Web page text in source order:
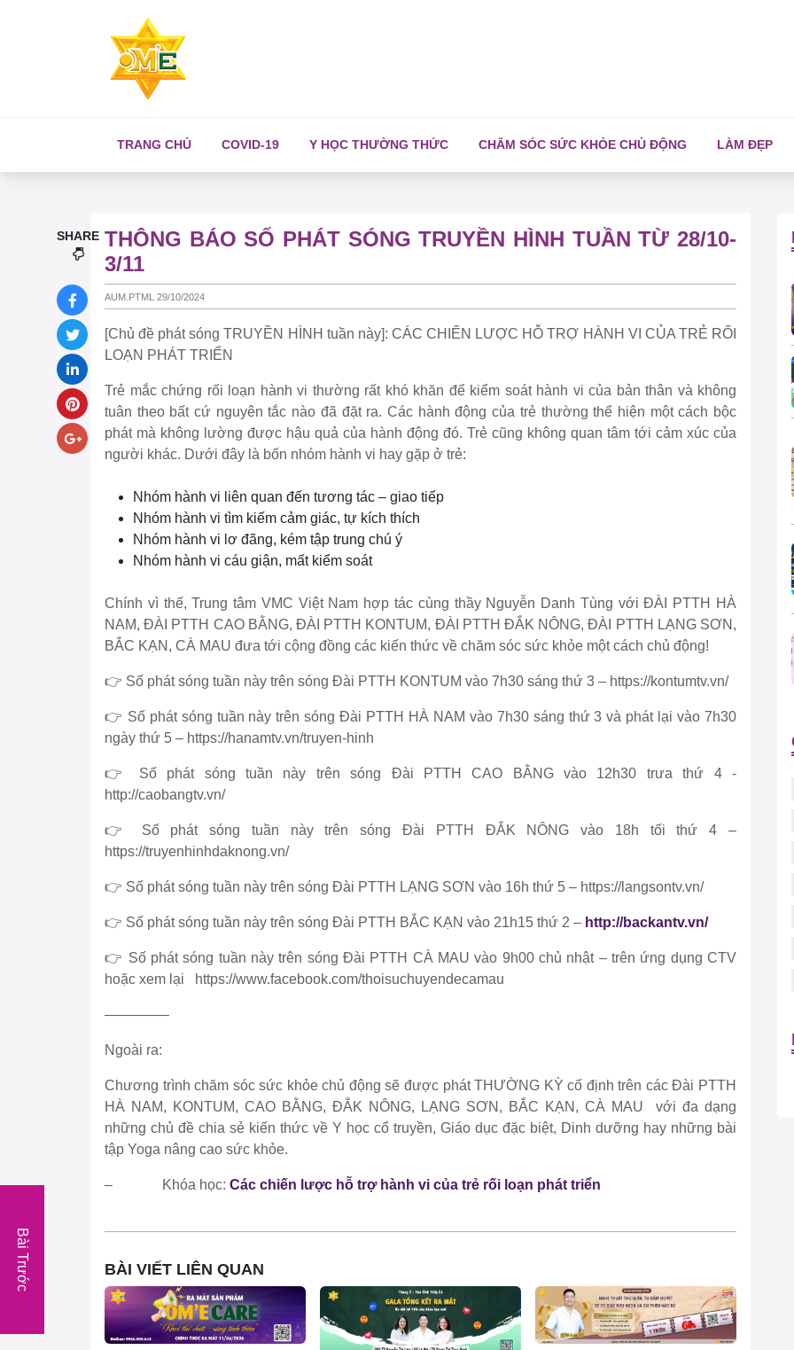
TRANG CHỦ COVID-19 Y HỌC THƯỜNG THỨC CHĂM SÓC SỨC KHỎE CHỦ ĐỘNG LÀM ĐẸP
THÔNG BÁO SỐ PHÁT SÓNG TRUYỀN HÌNH TUẦN TỪ 28/10-
3/11
AUM.PTML 29/10/2024
[Chủ đề phát sóng TRUYỀN HÌNH tuần này]: CÁC CHIẾN LƯỢC HỖ TRỢ HÀNH VI CỦA TRẺ RỐI
LOẠN PHÁT TRIỂN
Trẻ mắc chứng rối loạn hành vi thường rất khó khăn để kiểm soát hành vi của bản thân và không
tuân theo bất cứ nguyên tắc nào đã đặt ra. Các hành động của trẻ thường thể hiện một cách bộc
phát mà không lường được hậu quả của hành động đó. Trẻ cũng không quan tâm tới cảm xúc của
người khác. Dưới đây là bốn nhóm hành vi hay gặp ở trẻ:
Nhóm hành vi liên quan đến tương tác – giao tiếp
Nhóm hành vi tìm kiếm cảm giác, tự kích thích
Nhóm hành vi lơ đãng, kém tập trung chú ý
Nhóm hành vi cáu giận, mất kiểm soát
Chính vì thế, Trung tâm VMC Việt Nam hợp tác cùng thầy Nguyễn Danh Tùng với ĐÀI PTTH HÀ
NAM, ĐÀI PTTH CAO BẰNG, ĐÀI PTTH KONTUM, ĐÀI PTTH ĐẮK NÔNG, ĐÀI PTTH LẠNG SƠN,
BẮC KẠN, CÀ MAU đưa tới cộng đồng các kiến thức về chăm sóc sức khỏe một cách chủ động!
👉 Số phát sóng tuần này trên sóng Đài PTTH KONTUM vào 7h30 sáng thứ 3 – https://kontumtv.vn/
👉 Số phát sóng tuần này trên sóng Đài PTTH HÀ NAM vào 7h30 sáng thứ 3 và phát lại vào 7h30
ngày thứ 5 – https://hanamtv.vn/truyen-hinh
👉 Số phát sóng tuần này trên sóng Đài PTTH CAO BẰNG vào 12h30 trưa thứ 4 -
http://caobangtv.vn/
👉 Số phát sóng tuần này trên sóng Đài PTTH ĐẮK NÔNG vào 18h tối thứ 4 –
https://truyenhinhdaknong.vn/
👉 Số phát sóng tuần này trên sóng Đài PTTH LẠNG SƠN vào 16h thứ 5 – https://langsontv.vn/
👉 Số phát sóng tuần này trên sóng Đài PTTH BẮC KẠN vào 21h15 thứ 2 – http://backantv.vn/
👉 Số phát sóng tuần này trên sóng Đài PTTH CÀ MAU vào 9h00 chủ nhật – trên ứng dụng CTV
hoặc xem lại https://www.facebook.com/thoisuchuyendecamau
————–
Ngoài ra:
Chương trình chăm sóc sức khỏe chủ động sẽ được phát THƯỜNG KỲ cố định trên các Đài PTTH
HÀ NAM, KONTUM, CAO BẰNG, ĐẮK NÔNG, LẠNG SƠN, BẮC KẠN, CÀ MAU với đa dạng
những chủ đề chia sẻ kiến thức về Y học cổ truyền, Giáo dục đặc biệt, Dinh dưỡng hay những bài
tập Yoga nâng cao sức khỏe.
– Khóa học: Các chiến lược hỗ trợ hành vi của trẻ rối loạn phát triển
SHARE
BÀI VIẾT LIÊN QUAN
Bài Trước